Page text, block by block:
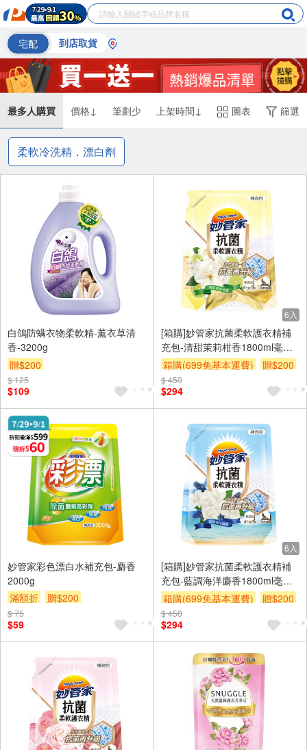
宅配 到店取貨
最多人購買 價格↓ 筆劃少 上架時間↓ 圖表 篩選
柔軟冷洗精．漂白劑
白鴿防螨衣物柔軟精-薰衣草清
香-3200g
贈$200
$ 125
$109
6入
[箱購]妙管家抗菌柔軟護衣精補
充包-清甜茉莉柑香1800ml毫升
x 6Bag包
箱購(699免基本運費) 贈$200
$ 450
$294
妙管家彩色漂白水補充包-麝香
2000g
滿額折
贈$200
$ 75
$59
6入
[箱購]妙管家抗菌柔軟護衣精補
充包-藍調海洋麝香1800ml毫升
x 6Bag包
箱購(699免基本運費) 贈$200
$ 450
$294